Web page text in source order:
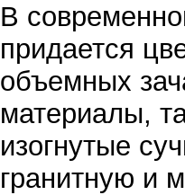
В
придается
объемных
материалы,
изогнутые
гранитную и